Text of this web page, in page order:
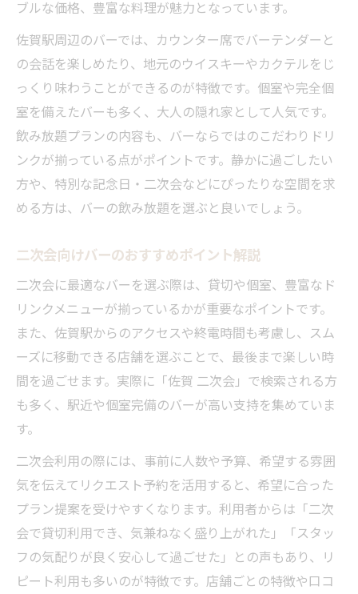
ブルな価格、豊富な料理が魅力となっています。
佐賀駅周辺のバーでは、カウンター席でバーテンダーと
の会話を楽しめたり、地元のウイスキーやカクテルをじ
っくり味わうことができるのが特徴です。個室や完全個
室を備えたバーも多く、大人の隠れ家として人気です。
飲み放題プランの内容も、バーならではのこだわりドリ
ンクが揃っている点がポイントです。静かに過ごしたい
方や、特別な記念日・二次会などにぴったりな空間を求
める方は、バーの飲み放題を選ぶと良いでしょう。
二次会向けバーのおすすめポイント解説
二次会に最適なバーを選ぶ際は、貸切や個室、豊富なド
リンクメニューが揃っているかが重要なポイントです。
また、佐賀駅からのアクセスや終電時間も考慮し、スム
ーズに移動できる店舗を選ぶことで、最後まで楽しい時
間を過ごせます。実際に「佐賀 二次会」で検索される方
も多く、駅近や個室完備のバーが高い支持を集めていま
す。
二次会利用の際には、事前に人数や予算、希望する雰囲
気を伝えてリクエスト予約を活用すると、希望に合った
プラン提案を受けやすくなります。利用者からは「二次
会で貸切利用でき、気兼ねなく盛り上がれた」「スタッ
フの気配りが良く安心して過ごせた」との声もあり、リ
ピート利用も多いのが特徴です。店舗ごとの特徴や口コ